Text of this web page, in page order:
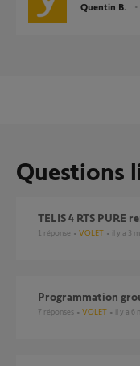
Quentin B.
Questions
TELIS 4 RTS PURE
1 réponse VOLET il y a 3
Programmation
7 réponses VOLET il y a 6